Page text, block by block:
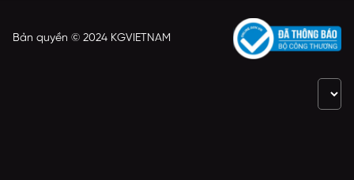
Bản quyền © 2024 KGVIETNAM